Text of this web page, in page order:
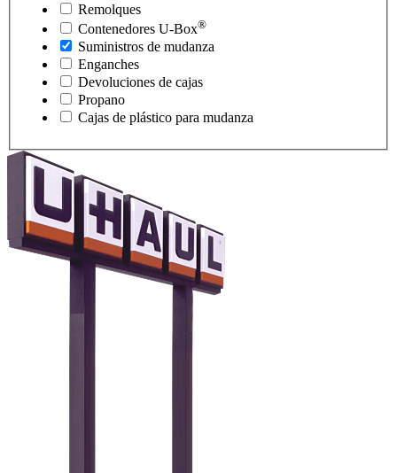
Remolques
Contenedores U-Box®
Suministros de mudanza
Enganches
Devoluciones de cajas
Propano
Cajas de plástico para mudanza